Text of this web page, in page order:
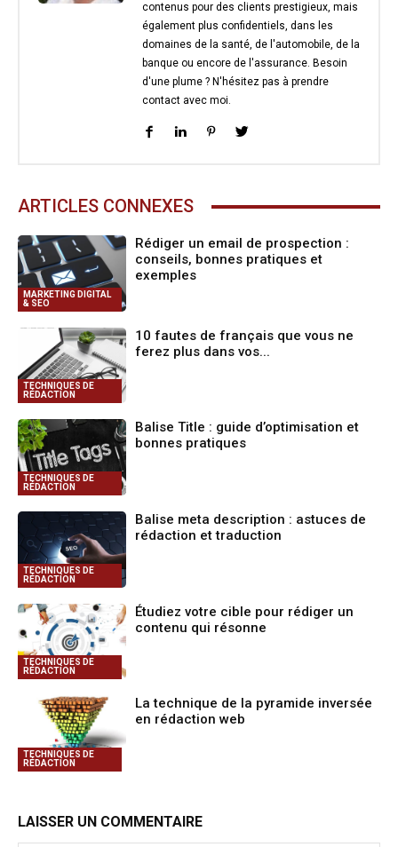
contenus pour des clients prestigieux, mais
également plus confidentiels, dans les
domaines de la santé, de l'automobile, de la
banque ou encore de l'assurance. Besoin
d'une plume ? N'hésitez pas à prendre
contact avec moi.
ARTICLES CONNEXES
MARKETING DIGITAL
& SEO
Rédiger un email de prospection :
conseils, bonnes pratiques et
exemples
TECHNIQUES DE
RÉDACTION
10 fautes de français que vous ne
ferez plus dans vos...
TECHNIQUES DE
RÉDACTION
Balise Title : guide d’optimisation et
bonnes pratiques
TECHNIQUES DE
RÉDACTION
Balise meta description : astuces de
rédaction et traduction
TECHNIQUES DE
RÉDACTION
Étudiez votre cible pour rédiger un
contenu qui résonne
TECHNIQUES DE
RÉDACTION
La technique de la pyramide inversée
en rédaction web
LAISSER UN COMMENTAIRE